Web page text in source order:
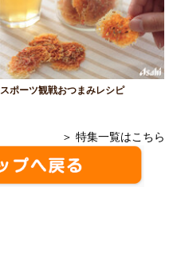
スポーツ観戦おつまみレシピ
＞ 特集一覧はこちら